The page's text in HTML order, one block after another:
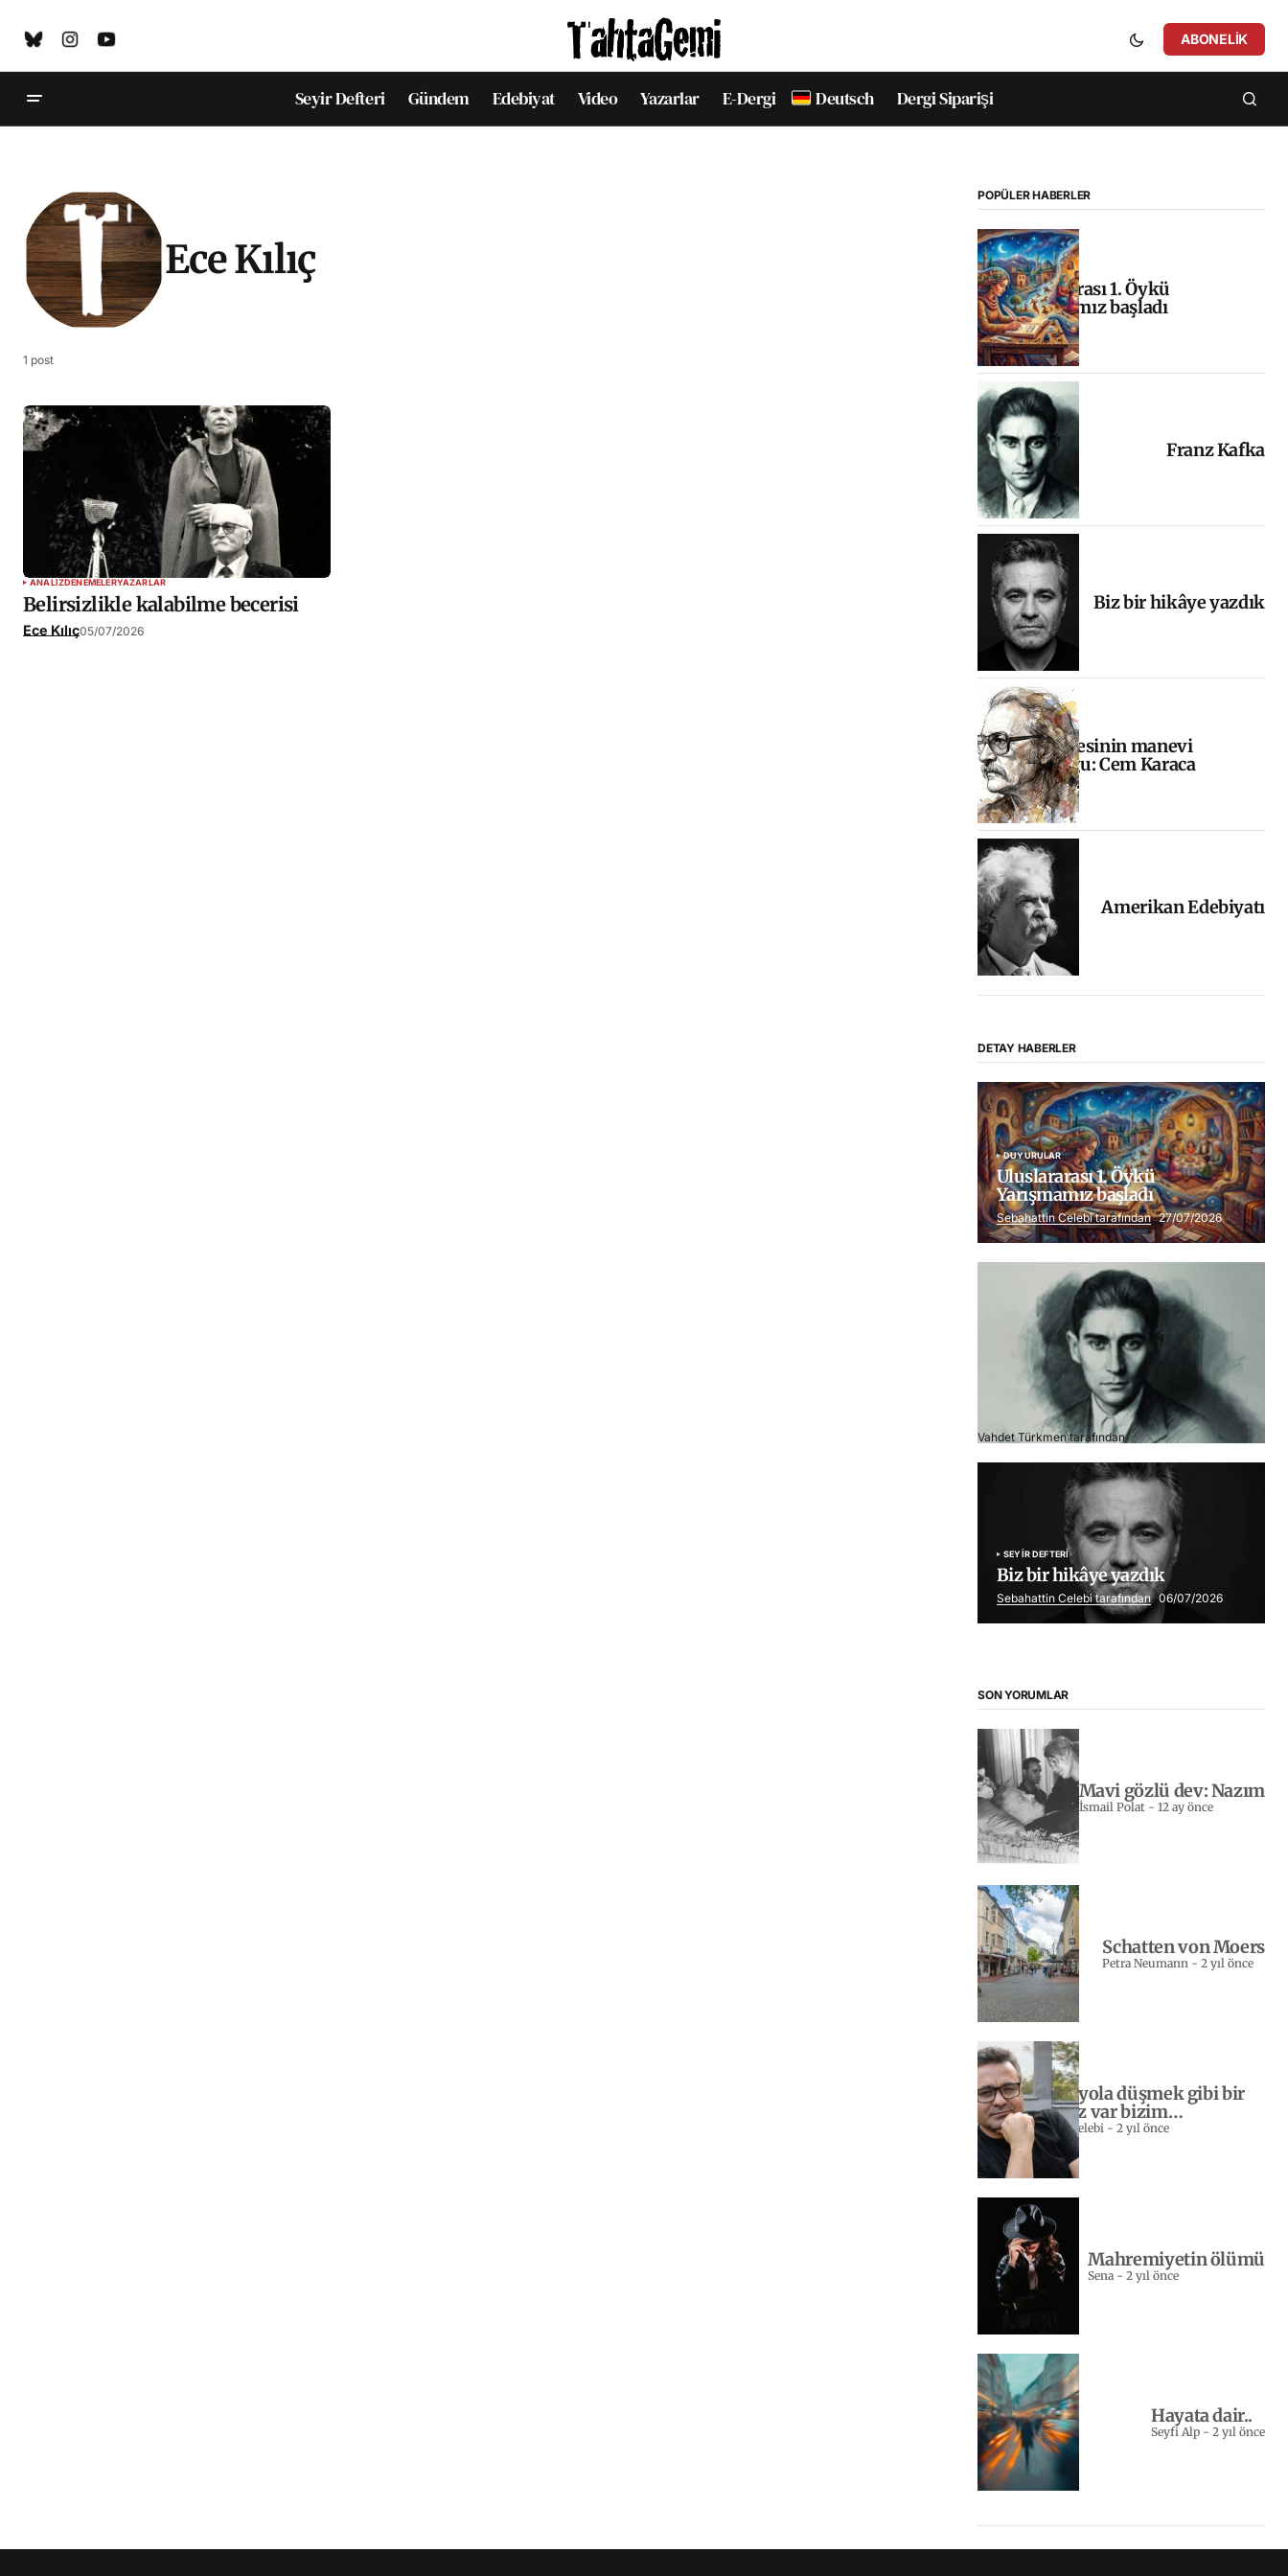
ABONELIK
Seyir Defteri Gündem Edebiyat Video Yazarlar E-Dergi Deutsch Dergi Siparişi
Ece Kılıç
1 post
ANALIZDENEMELERYAZARLAR
Belirsizlikle kalabilme becerisi
Ece Kılıç05/07/2026
POPÜLER HABERLER
Uluslararası 1. Öykü
Yarışmamız başladı
Franz Kafka
Biz bir hikâye yazdık
Halkın sesinin manevi
yolculuğu: Cem Karaca
Amerikan Edebiyatı
DETAY HABERLER
DUYURULAR
Uluslararası 1. Öykü
Yarışmamız başladı
Sebahattin Celebi tarafından 27/07/2026
Franz Kafka
Vahdet Türkmen tarafından 06/07/2026
SEYIR DEFTERI
Biz bir hikâye yazdık
Sebahattin Celebi tarafından 06/07/2026
SON YORUMLAR
Mavi gözlü dev: Nazım
İsmail Polat- 12 ay önce
Schatten von Moers
Petra Neumann -2 yıl önce
Yeniden yola düşmek gibi bir
sevdamız var bizim…
Sebahattin Celebi - 2 yıl önce
Mahremiyetin ölümü
Sena -2 yıl önce
Hayata dair..
Seyfi Alp - 2 yıl önce